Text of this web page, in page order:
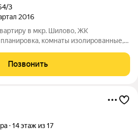
3
2016
в мкр. Шилово, ЖК
комнаты изолированные,
есть гардеробная, лоджия.
лоджия
Позвонить
14 этаж из 17